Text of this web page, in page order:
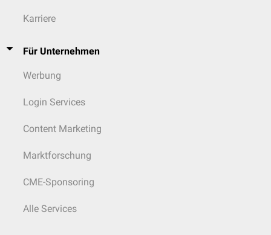
Karriere
Für Unternehmen
Werbung
Login Services
Content Marketing
Marktforschung
CME-Sponsoring
Alle Services